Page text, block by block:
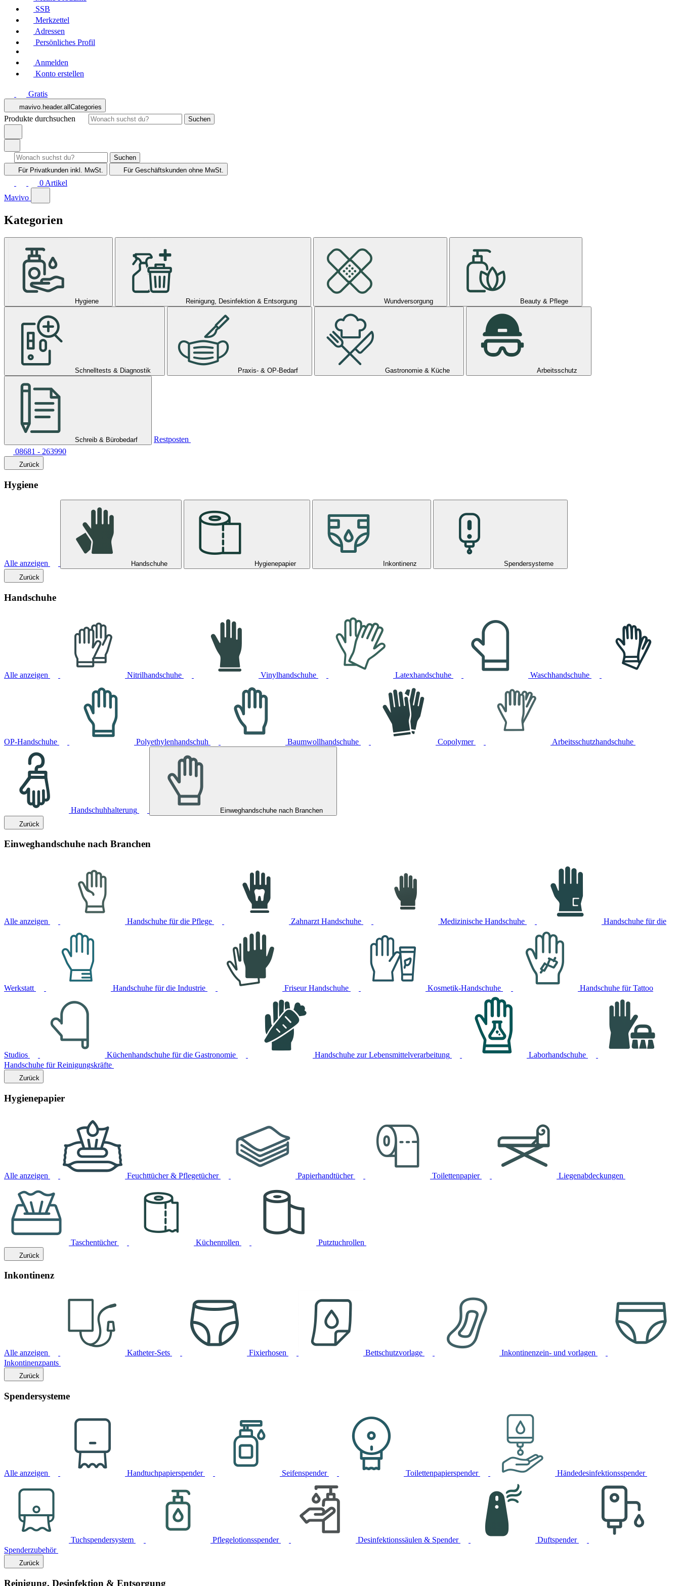
SSB
Merkzettel
Adressen
Persönliches Profil
Anmelden
Konto erstellen
Gratis
mavivo.header.allCategories
Produkte durchsuchen Suchen
Suchen
Für Privatkunden inkl. MwSt. Für Geschäftskunden ohne MwSt.
0 Artikel
Mavivo
Kategorien
Hygiene Reinigung, Desinfektion & Entsorgung Wundversorgung Beauty & Pflege
Schnelltests & Diagnostik Praxis- & OP-Bedarf Gastronomie & Küche Arbeitsschutz
Schreib & Bürobedarf
Restposten
08681 - 263990
Zurück
Hygiene
Alle anzeigen Handschuhe Hygienepapier Inkontinenz
Spendersysteme
Zurück
Handschuhe
Alle anzeigen Nitrilhandschuhe Vinylhandschuhe Latexhandschuhe Waschhandschuhe
OP-Handschuhe Polyethylenhandschuh Baumwollhandschuhe Copolymer Arbeitsschutzhandschuhe
Handschuhhalterung
Einweghandschuhe nach Branchen
Zurück
Einweghandschuhe nach Branchen
Alle anzeigen Handschuhe für die Pflege Zahnarzt Handschuhe Medizinische Handschuhe Handschuhe für die
Werkstatt Handschuhe für die Industrie Friseur Handschuhe Kosmetik-Handschuhe Handschuhe für Tattoo
Studios Küchenhandschuhe für die Gastronomie Handschuhe zur Lebensmittelverarbeitung
Laborhandschuhe
Handschuhe für Reinigungskräfte
Zurück
Hygienepapier
Alle anzeigen Feuchttücher & Pflegetücher Papierhandtücher Toilettenpapier Liegenabdeckungen
Taschentücher Küchenrollen Putztuchrollen
Zurück
Inkontinenz
Alle anzeigen Katheter-Sets Fixierhosen Bettschutzvorlage
Inkontinenzein- und vorlagen
Inkontinenzpants
Zurück
Spendersysteme
Alle anzeigen Handtuchpapierspender Seifenspender Toilettenpapierspender Händedesinfektionsspender
Tuchspendersystem Pflegelotionsspender Desinfektionssäulen & Spender
Duftspender
Spenderzubehör
Zurück
Reinigung, Desinfektion & Entsorgung